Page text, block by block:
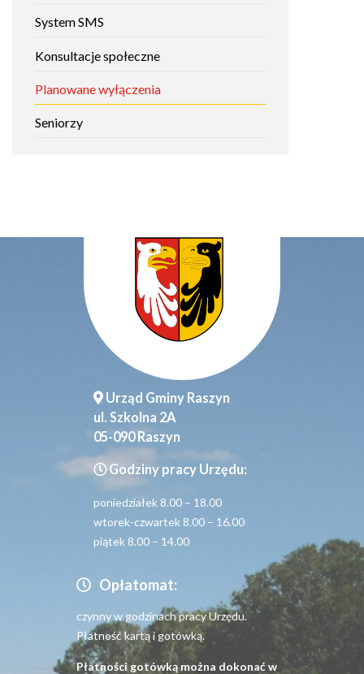
System SMS
Konsultacje społeczne
Planowane wyłączenia
Seniorzy
Urząd Gminy Raszyn
ul. Szkolna 2A
05-090 Raszyn
Godziny pracy Urzędu:
poniedziałek 8.00 – 18.00
wtorek-czwartek 8.00 – 16.00
piątek 8.00 – 14.00
Opłatomat:
czynny w godzinach pracy Urzędu.
Płatność kartą i gotówką.
Płatności gotówką można dokonać w